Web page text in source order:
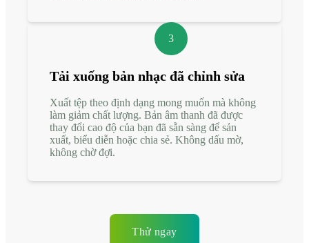
3
Tải xuống bản nhạc đã chỉnh sửa
Xuất tệp theo định dạng mong muốn mà không
làm giảm chất lượng. Bản âm thanh đã được
thay đổi cao độ của bạn đã sẵn sàng để sản
xuất, biểu diễn hoặc chia sẻ. Không dấu mờ,
không chờ đợi.
Thử ngay